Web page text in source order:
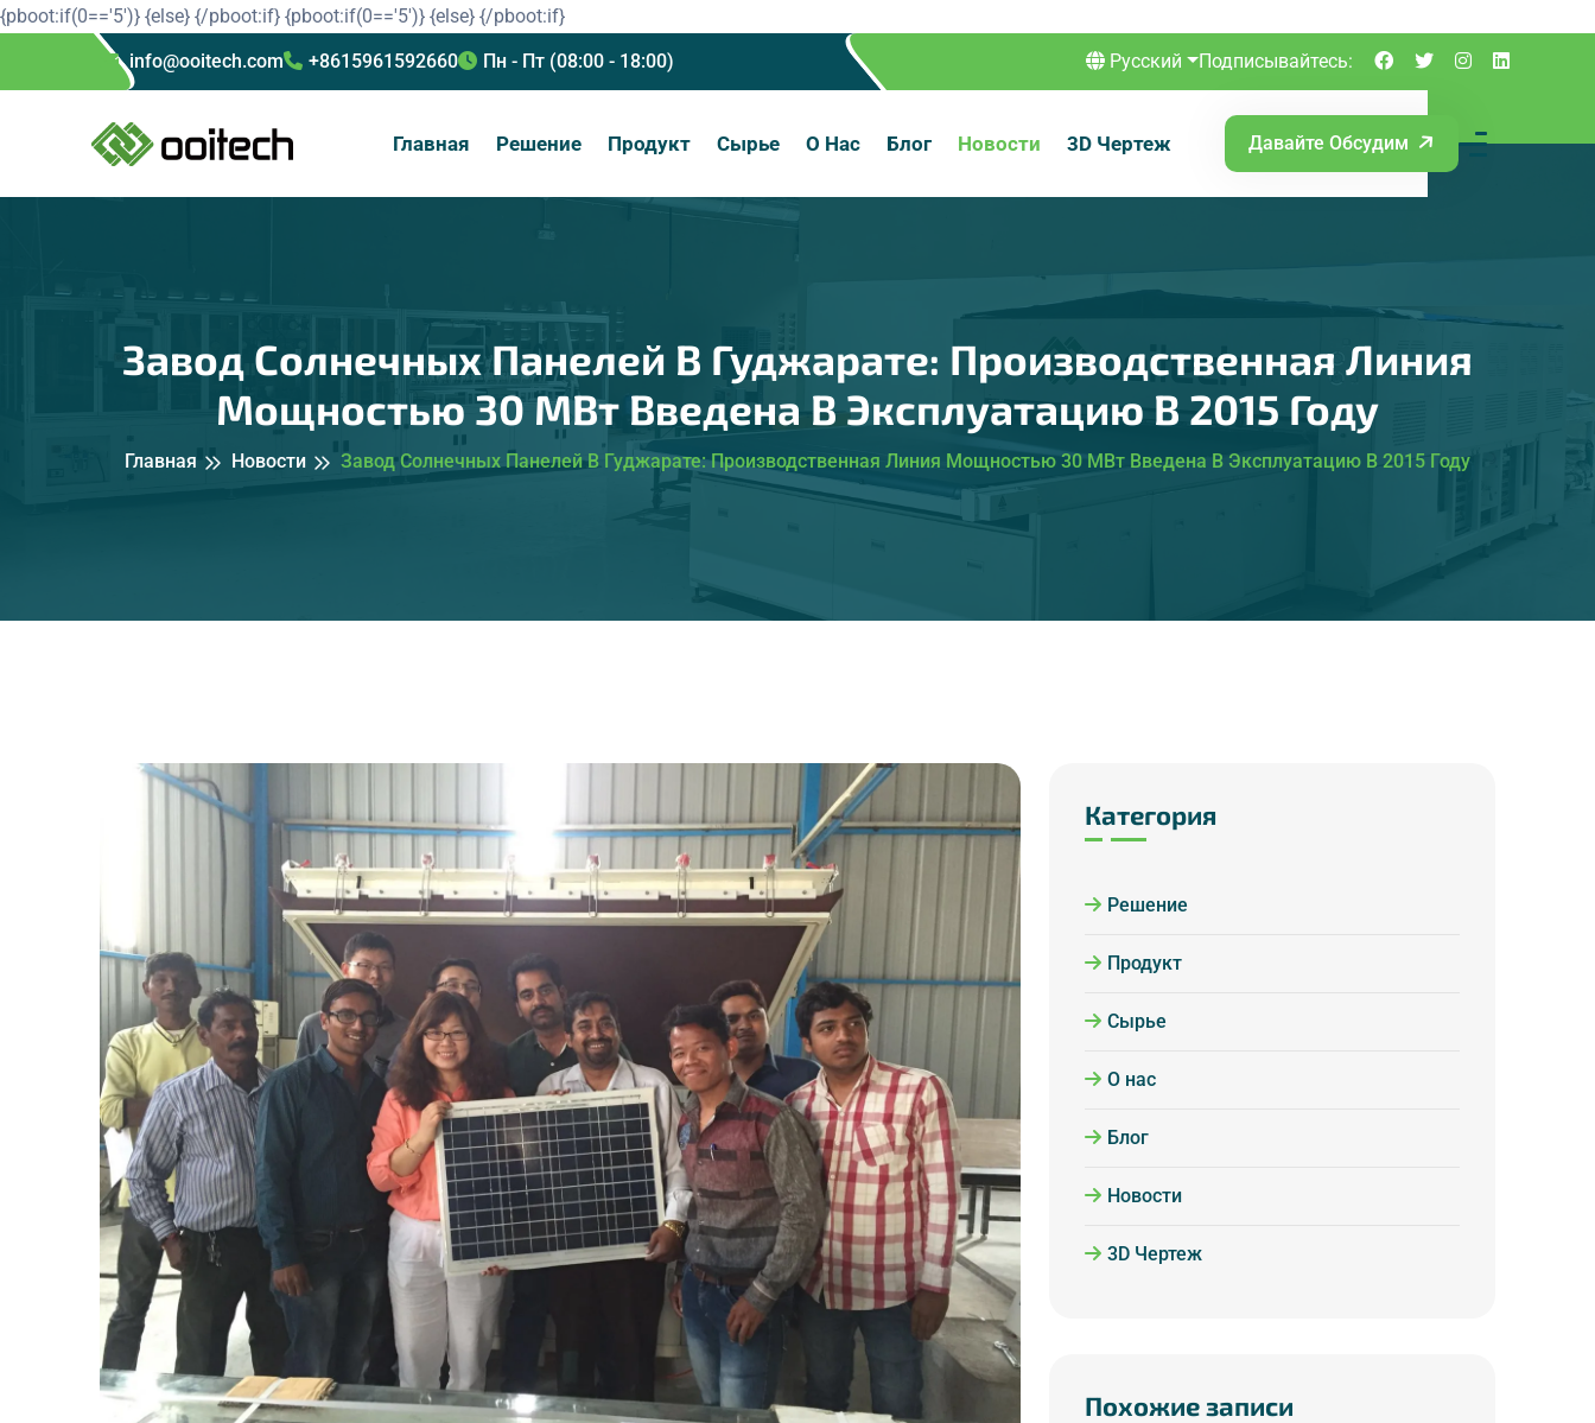
{pboot:if(0=='5')} {else} {/pboot:if} {pboot:if(0=='5')} {else} {/pboot:if}
info@ooitech.com
+8615961592660 Пн - Пт (08:00 - 18:00) Русский Подписывайтесь:
Главная Решение Продукт Сырье О Нас Блог Новости 3D Чертеж Давайте Обсудим
Завод Солнечных Панелей В Гуджарате: Производственная Линия
Мощностью 30 МВт Введена В Эксплуатацию В 2015 Году
Главная Новости Завод Солнечных Панелей В Гуджарате: Производственная Линия Мощностью 30 МВт Введена В Эксплуатацию В 2015 Году
Категория
Решение
Продукт
Сырье
О нас
Блог
Новости
3D Чертеж
Похожие записи